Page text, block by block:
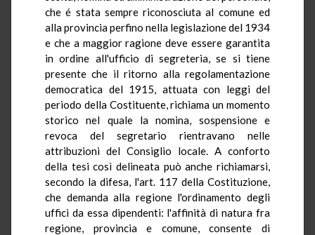
che é stata sempre riconosciuta al comune ed
alla provincia perfino nella legislazione del 1934
e che a maggior ragione deve essere garantita
in ordine all'ufficio di segreteria, se si tiene
presente che il ritorno alla regolamentazione
democratica del 1915, attuata con leggi del
periodo della Costituente, richiama un momento
storico nel quale la nomina, sospensione e
revoca del segretario rientravano nelle
attribuzioni del Consiglio locale. A conforto
della tesi così delineata può anche richiamarsi,
secondo la difesa, l'art. 117 della Costituzione,
che demanda alla regione l'ordinamento degli
uffici da essa dipendenti: l'affinità di natura fra
regione, provincia e comune, consente di